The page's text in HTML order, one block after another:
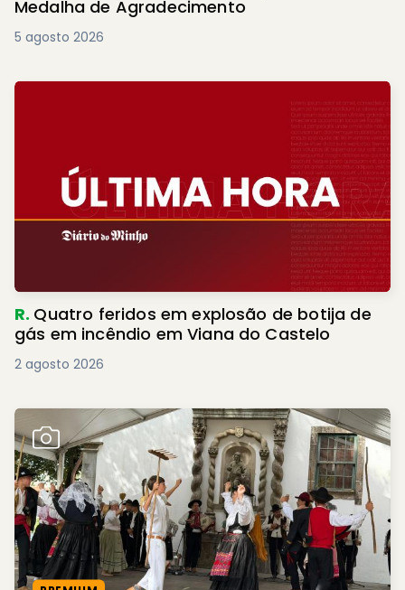
Medalha de Agradecimento
5 agosto 2026
R. Quatro feridos em explosão de botija de
gás em incêndio em Viana do Castelo
2 agosto 2026